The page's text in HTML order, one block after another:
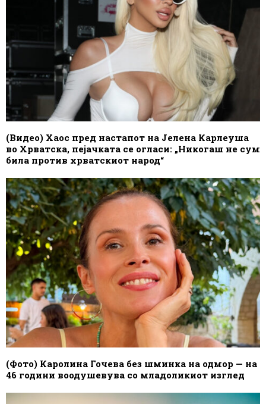
(Видео) Хаос пред настапот на Јелена Карлеуша
во Хрватска, пејачката се огласи: „Никогаш не сум
била против хрватскиот народ“
(Фото) Каролина Гочева без шминка на одмор — на
46 години воодушевува со младоликиот изглед